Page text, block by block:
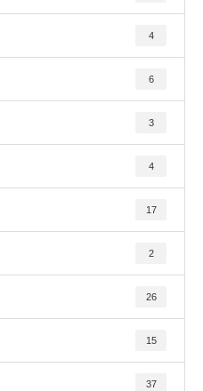
4
6
3
4
17
2
26
15
37